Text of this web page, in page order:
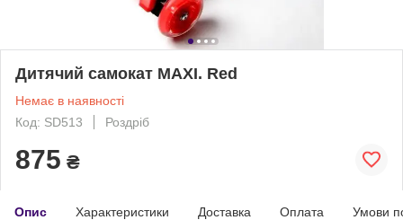
Дитячий самокат MAXI. Red
Немає в наявності
Код: SD513
Роздріб
875 ₴
Опис Характеристики Доставка Оплата Умови